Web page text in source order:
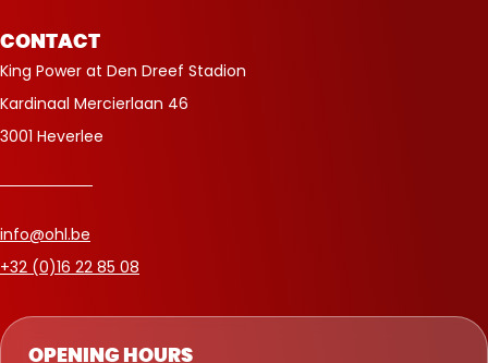
OPENING HOURS
CONTACT
King Power at Den Dreef Stadion
Kardinaal Mercierlaan 46
3001 Heverlee
info@ohl.be
+32 (0)16 22 85 08